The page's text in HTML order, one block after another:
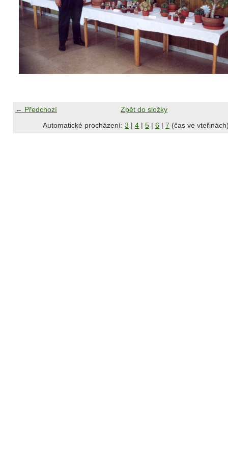
← Předchozí
Zpět do složky
Automatické procházení: 3 | 4 | 5 | 6 | 7 (čas ve